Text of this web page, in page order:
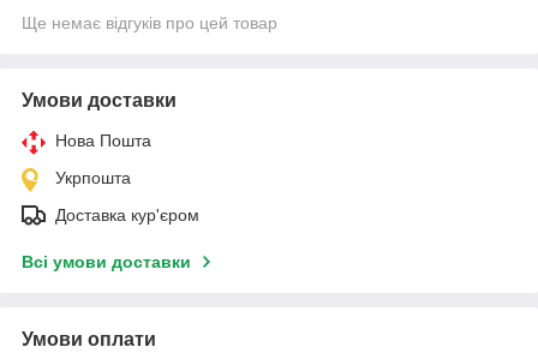
Ще немає відгуків про цей товар
Умови доставки
Нова Пошта
Укрпошта
Доставка кур'єром
Всі умови доставки
Умови оплати